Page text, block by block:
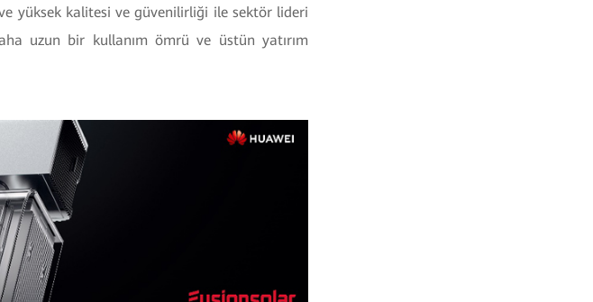
yüksek kalitesi ve güvenilirliği ile sektör lideri
uzun bir kullanım ömrü ve üstün yatırım